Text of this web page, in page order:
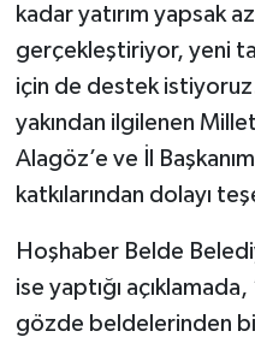
kadar yatırım yapsak
gerçekleştiriyor, yeni
için de destek
yakından ilgilenen
Alagöz’e ve İl
katkılarından dolayı
Hoşhaber Belde
ise yaptığı
gözde beldelerinden